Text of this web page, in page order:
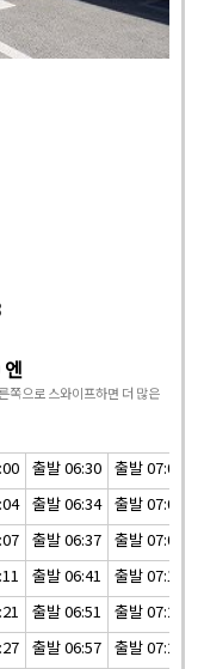
쪽으로 스와이프하면 더 많은
출발 06:30 출발 07:00
출발 06:34 출발 07:04
출발 06:37 출발 07:07
출발 06:41 출발 07:11
출발 06:51 출발 07:21
출발 06:57 출발 07:27